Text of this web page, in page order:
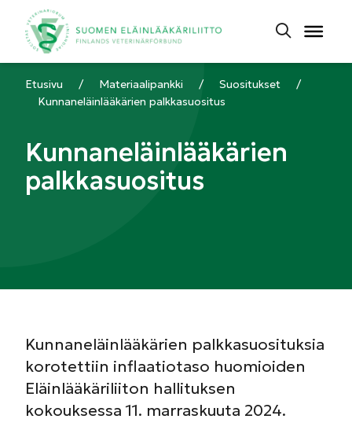
Etusivu / Materiaalipankki / Suositukset
/
Kunnaneläinlääkärien palkkasuositus
Kunnaneläinlääkärien
palkkasuositus
Kunnaneläinlääkärien palkkasuosituksia
korotettiin inflaatiotaso huomioiden
Eläinlääkäriliiton hallituksen
kokouksessa 11. marraskuuta 2024.